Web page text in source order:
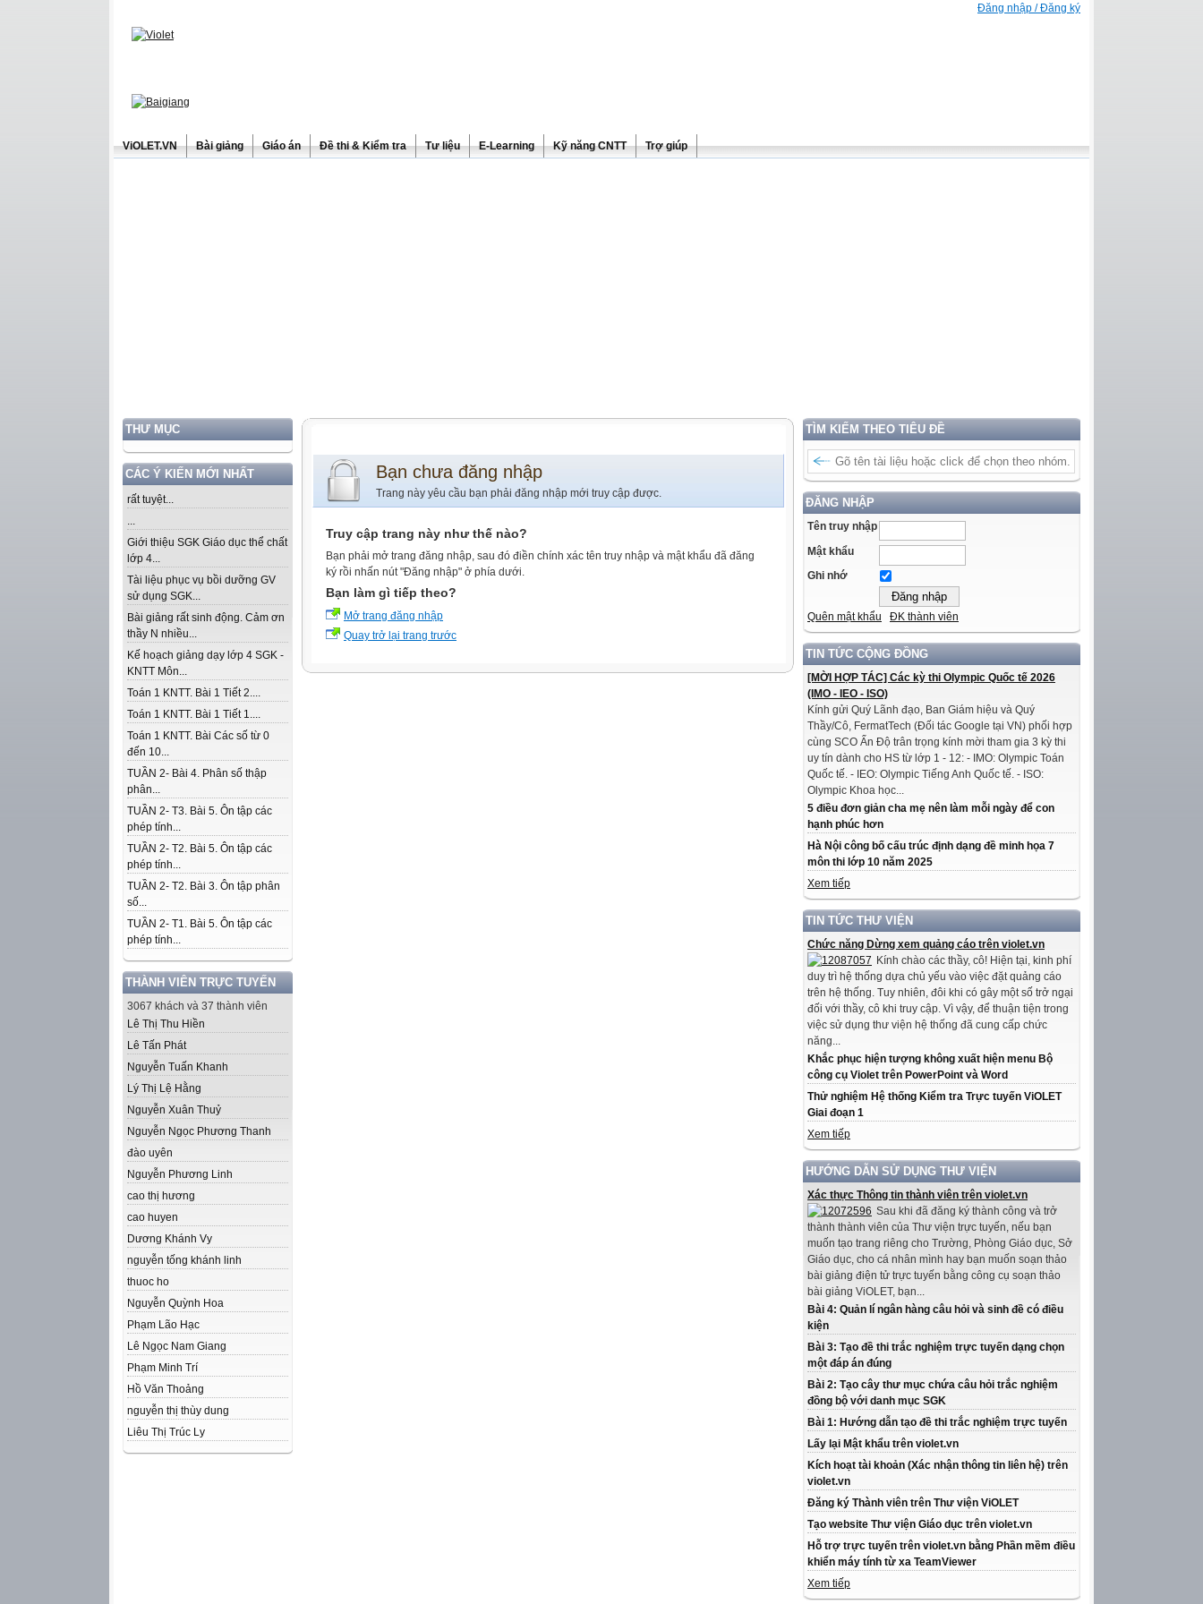
Đăng nhập / Đăng ký
ViOLET.VN Bài giảng Giáo án Đề thi & Kiểm tra Tư liệu E-Learning Kỹ năng CNTT Trợ giúp
THƯ MỤC
CÁC Ý KIẾN MỚI NHẤT
rất tuyệt...
...
Giới thiệu SGK Giáo dục thể chất
lớp 4...
Tài liệu phục vụ bồi dưỡng GV
sử dụng SGK...
Bài giảng rất sinh động. Cảm ơn
thầy N nhiều...
Kế hoạch giảng dạy lớp 4 SGK -
KNTT Môn...
Toán 1 KNTT. Bài 1 Tiết 2....
Toán 1 KNTT. Bài 1 Tiết 1....
Toán 1 KNTT. Bài Các số từ 0
đến 10...
TUẦN 2- Bài 4. Phân số thập
phân...
TUẦN 2- T3. Bài 5. Ôn tập các
phép tính...
TUẦN 2- T2. Bài 5. Ôn tập các
phép tính...
TUẦN 2- T2. Bài 3. Ôn tập phân
số...
TUẦN 2- T1. Bài 5. Ôn tập các
phép tính...
THÀNH VIÊN TRỰC TUYẾN
3067 khách và 37 thành viên
Lê Thị Thu Hiền
Lê Tấn Phát
Nguyễn Tuấn Khanh
Lý Thị Lệ Hằng
Nguyễn Xuân Thuỷ
Nguyễn Ngọc Phương Thanh
đào uyên
Nguyễn Phương Linh
cao thị hương
cao huyen
Dương Khánh Vy
nguyễn tống khánh linh
thuoc ho
Nguyễn Quỳnh Hoa
Phạm Lão Hạc
Lê Ngọc Nam Giang
Phạm Minh Trí
Hồ Văn Thoảng
nguyễn thị thùy dung
Liêu Thị Trúc Ly
TÌM KIẾM THEO TIÊU ĐỀ
ĐĂNG NHẬP
Tên truy nhập
Mật khẩu
Ghi nhớ
Quên mật khẩu ĐK thành viên
TIN TỨC CỘNG ĐỒNG
[MỜI HỢP TÁC] Các kỳ thi Olympic Quốc tế 2026
(IMO - IEO - ISO)
Kính gửi Quý Lãnh đạo, Ban Giám hiệu và Quý
Thầy/Cô, FermatTech (Đối tác Google tại VN) phối hợp
cùng SCO Ấn Độ trân trọng kính mời tham gia 3 kỳ thi
uy tín dành cho HS từ lớp 1 - 12: - IMO: Olympic Toán
Quốc tế. - IEO: Olympic Tiếng Anh Quốc tế. - ISO:
Olympic Khoa học...
5 điều đơn giản cha mẹ nên làm mỗi ngày để con
hạnh phúc hơn
Hà Nội công bố cấu trúc định dạng đề minh họa 7
môn thi lớp 10 năm 2025
Xem tiếp
TIN TỨC THƯ VIỆN
Chức năng Dừng xem quảng cáo trên violet.vn
Kính chào các thầy, cô! Hiện tại, kinh phí
duy trì hệ thống dựa chủ yếu vào việc đặt quảng cáo
trên hệ thống. Tuy nhiên, đôi khi có gây một số trở ngại
đối với thầy, cô khi truy cập. Vì vậy, để thuận tiện trong
việc sử dụng thư viện hệ thống đã cung cấp chức
năng...
Khắc phục hiện tượng không xuất hiện menu Bộ
công cụ Violet trên PowerPoint và Word
Thử nghiệm Hệ thống Kiểm tra Trực tuyến ViOLET
Giai đoạn 1
Xem tiếp
HƯỚNG DẪN SỬ DỤNG THƯ VIỆN
Xác thực Thông tin thành viên trên violet.vn
Sau khi đã đăng ký thành công và trở
thành thành viên của Thư viện trực tuyến, nếu bạn
muốn tạo trang riêng cho Trường, Phòng Giáo dục, Sở
Giáo dục, cho cá nhân mình hay bạn muốn soạn thảo
bài giảng điện tử trực tuyến bằng công cụ soạn thảo
bài giảng ViOLET, bạn...
Bài 4: Quản lí ngân hàng câu hỏi và sinh đề có điều
kiện
Bài 3: Tạo đề thi trắc nghiệm trực tuyến dạng chọn
một đáp án đúng
Bài 2: Tạo cây thư mục chứa câu hỏi trắc nghiệm
đồng bộ với danh mục SGK
Bài 1: Hướng dẫn tạo đề thi trắc nghiệm trực tuyến
Lấy lại Mật khẩu trên violet.vn
Kích hoạt tài khoản (Xác nhận thông tin liên hệ) trên
violet.vn
Đăng ký Thành viên trên Thư viện ViOLET
Tạo website Thư viện Giáo dục trên violet.vn
Hỗ trợ trực tuyến trên violet.vn bằng Phần mềm điều
khiển máy tính từ xa TeamViewer
Xem tiếp
Bạn chưa đăng nhập
Trang này yêu cầu bạn phải đăng nhập mới truy cập được.
Truy cập trang này như thế nào?
Bạn phải mở trang đăng nhập, sau đó điền chính xác tên truy nhập và mật khẩu đã đăng
ký rồi nhấn nút "Đăng nhập" ở phía dưới.
Bạn làm gì tiếp theo?
Mở trang đăng nhập
Quay trở lại trang trước